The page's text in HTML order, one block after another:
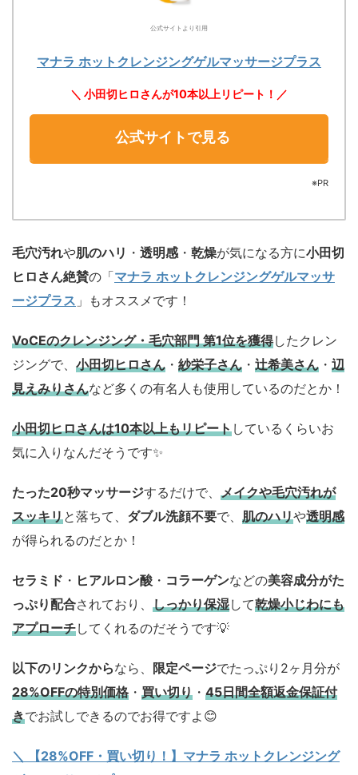
公式サイトより引用
マナラ ホットクレンジングゲルマッサージプラス
＼ 小田切ヒロさんが10本以上リピート！／
公式サイトで見る
※PR
毛穴汚れや肌のハリ ・ 透明感 ・ 乾燥が気になる方に小田切
ヒロさん絶賛の「マナラ ホットクレンジングゲルマッサ
ージプラス 」もオススメです！
VoCEのクレンジング・毛穴部門 第1位を獲得したクレン
ジングで、 小田切ヒロさん ・ 紗栄子さん ・ 辻希美さん ・ 辺
見えみりさんなど多くの有名人も使用しているのだとか！
小田切ヒロさんは10本以上もリピートしているくらいお
気に入りなんだそうです✨
たった20秒マッサージするだけで、 メイクや毛穴汚れが
スッキリと落ちて、 ダブル洗顔不要で、 肌のハリや透明感
が得られるのだとか！
セラミド ・ ヒアルロン酸 ・ コラーゲンなどの美容成分がた
っぷり配合されており、 しっかり保湿して乾燥小じわにも
アプローチしてくれるのだそうです💡
以下のリンクからなら、 限定ページでたっぷり2ヶ月分が
28%OFFの特別価格 ・ 買い切り ・ 45日間全額返金保証付
きでお試しできるのでお得ですよ😊
＼ 【28%OFF・買い切り！】マナラ ホットクレンジング